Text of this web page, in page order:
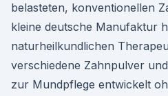
belasteten, konventionellen
kleine deutsche Manufaktur
naturheilkundlichen
verschiedene Zahnpulver
zur Mundpflege entwickelt